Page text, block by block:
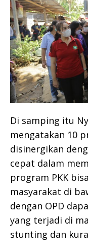
Di samping itu
mengatakan 10
disinergikan
cepat dalam
program PKK
masyarakat di
dengan OPD
yang terjadi di
stunting dan